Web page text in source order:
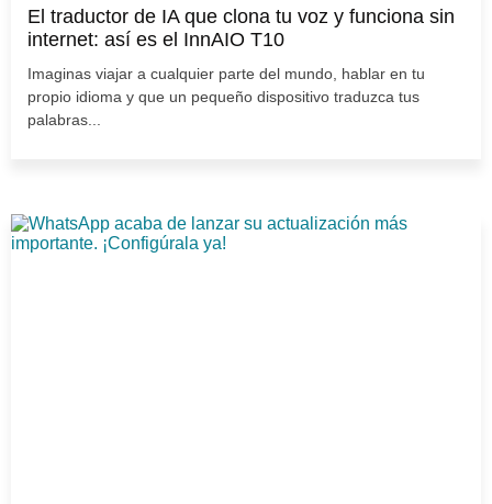
El traductor de IA que clona tu voz y funciona sin
internet: así es el InnAIO T10
Imaginas viajar a cualquier parte del mundo, hablar en tu
propio idioma y que un pequeño dispositivo traduzca tus
palabras...